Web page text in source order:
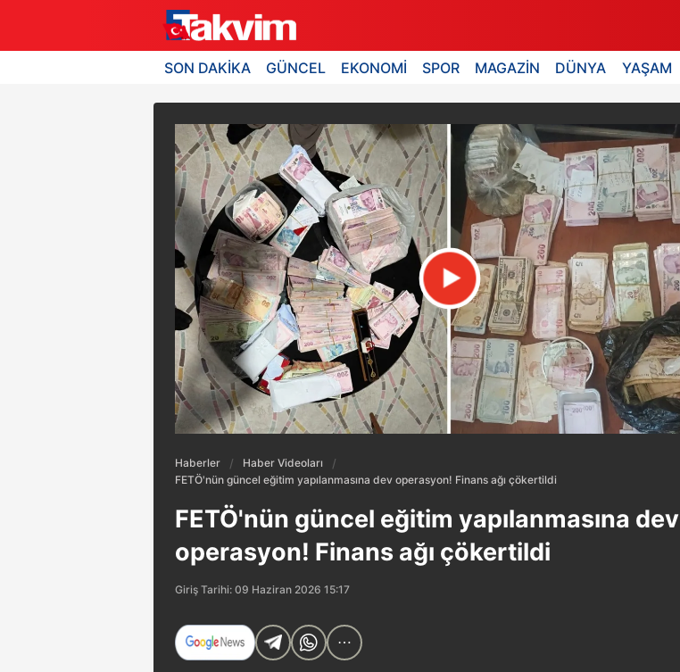
SON DAKİKA GÜNCEL EKONOMİ SPOR MAGAZİN DÜNYA YAŞAM
Haberler
Haber Videoları
FETÖ'nün güncel eğitim yapılanmasına dev operasyon! Finans ağı çökertildi
FETÖ'nün güncel eğitim yapılanmasına dev
operasyon! Finans ağı çökertildi
Giriş Tarihi: 09 Haziran 2026 15:17